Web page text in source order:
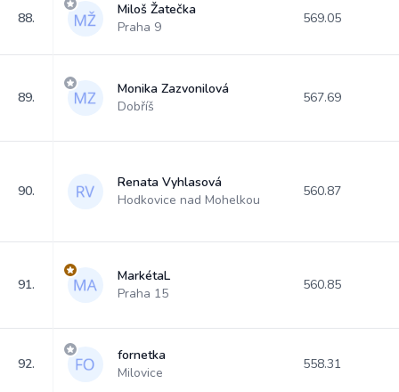
88.
Miloš Žatečka
Praha 9
569.05
89.
Monika Zazvonilová
Dobříš
567.69
90.
Renata Vyhlasová
Hodkovice nad Mohelkou
560.87
91.
MarkétaL
Praha 15
560.85
92.
fornetka
Milovice
558.31